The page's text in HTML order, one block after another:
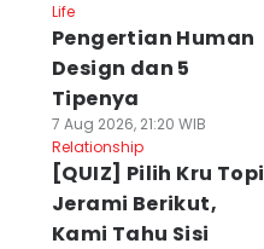
Life
Pengertian Human
Design dan 5
Tipenya
7 Aug 2026, 21:20 WIB
Relationship
[QUIZ] Pilih Kru Topi
Jerami Berikut,
Kami Tahu Sisi